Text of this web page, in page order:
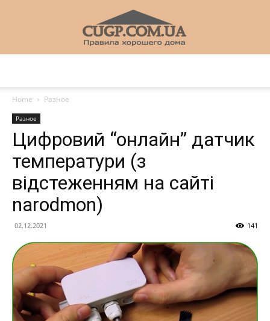
портал
Home Разное
Разное
Цифровий “онлайн” датчик
температури (з
відстеженням на сайті
narodmon)
02.12.2021 141